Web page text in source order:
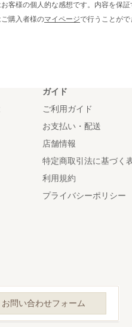
客様の個人的な感想です。内容を保証
購入者様のマイページで行うことがで
ガイド
ご利用ガイド
お支払い・配送
店舗情報
特定商取引法に基づく
利用規約
プライバシーポリシー
お問い合わせフォーム